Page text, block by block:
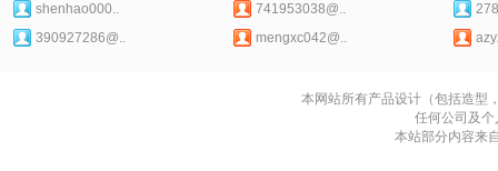
shenhao000..
741953038@..
390927286@..
mengxc042@..
本网站所有产品设计（包括造型
任何公司及
本站部分内容来